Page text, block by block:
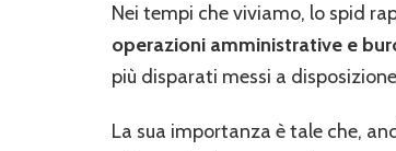
Nei tempi che viviamo, lo spid
operazioni amministrative e
più disparati messi a
La sua importanza è tale che,